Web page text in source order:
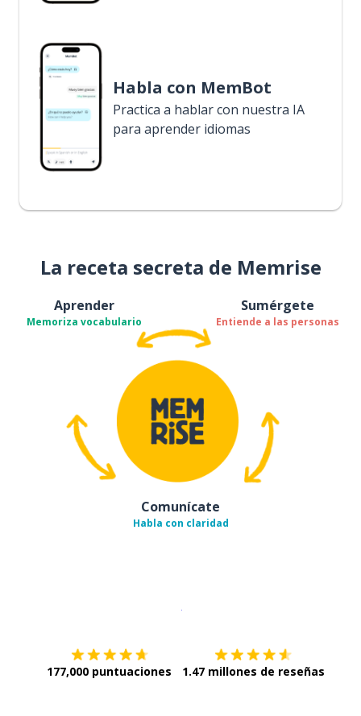
Habla con MemBot
Practica a hablar con nuestra IA
para aprender idiomas
La receta secreta de Memrise
Aprender
Memoriza vocabulario
Sumérgete
Entiende a las personas
Comunícate
Habla con claridad
177,000 puntuaciones 1.47 millones de reseñas